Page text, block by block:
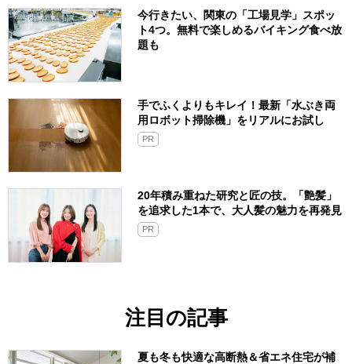
今行きたい、関東の「工場見学」スポッ
ト4つ。無料で楽しめるバイキング食べ放
題も
手でふくよりもキレイ！最新「水ぶき両
用ロボット掃除機」をリアルにお試し
PR
20年積み重ねた研究と匠の技。「艶髪」
を追求した1本で、大人髪の魅力を再発見
PR
注目の記事
夏も冬も快適な高断熱＆省エネ住宅が補